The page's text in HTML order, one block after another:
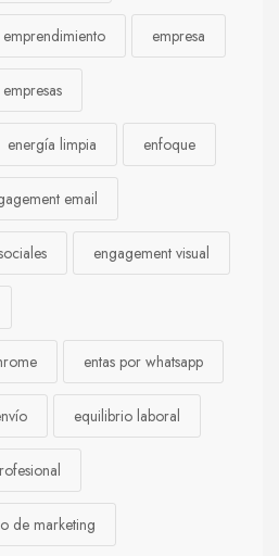
emprendimiento empresa
empresas
energía limpia enfoque
email
engagement visual
entas por whatsapp
equilibrio laboral
de marketing